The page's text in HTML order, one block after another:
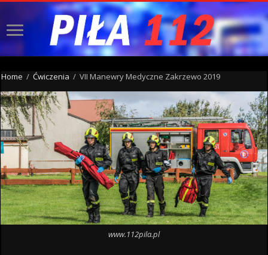
Home / Ćwiczenia / VII Manewry Medyczne Zakrzewo 2019
www.112pila.pl